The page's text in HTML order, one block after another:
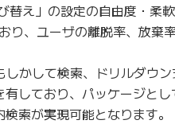
え」の設定の自由度・柔
り、ユーザの離脱率、放棄
かして検索、ドリルダウ
しており、パッケージと
索が実現可能となります。